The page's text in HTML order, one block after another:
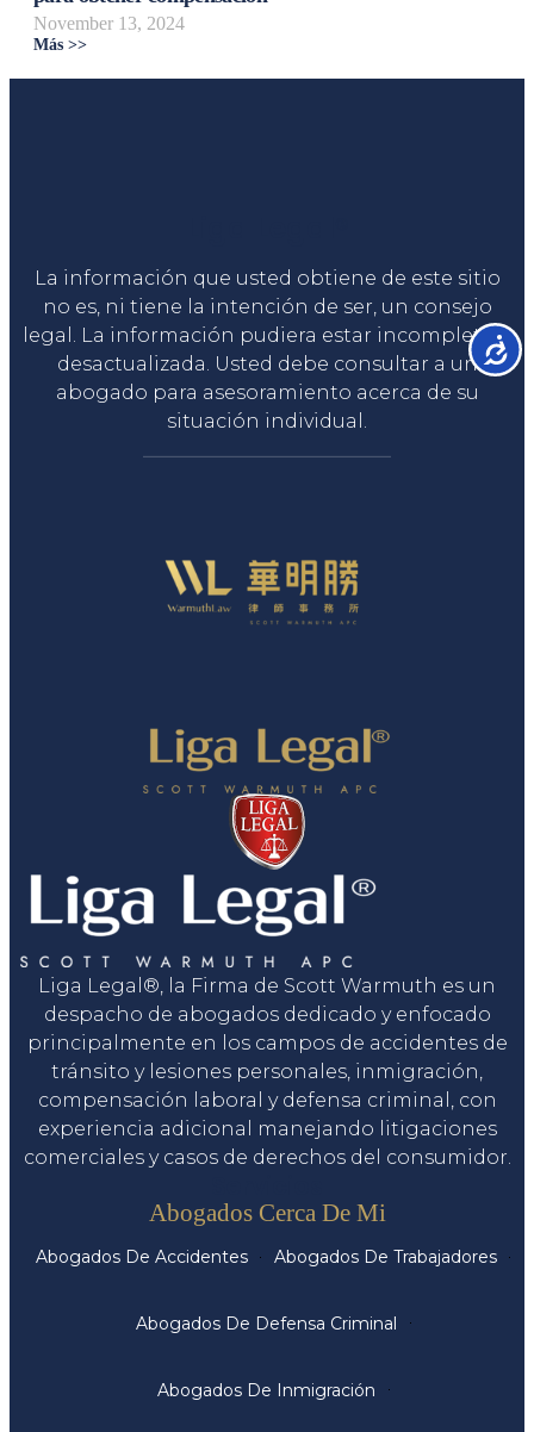
November 13, 2024
Más >>
La información que usted obtiene de este sitio
no es, ni tiene la intención de ser, un consejo
legal. La información pudiera estar incompleta o
desactualizada. Usted debe consultar a un
abogado para asesoramiento acerca de su
situación individual.
Liga Legal®, la Firma de Scott Warmuth es un
despacho de abogados dedicado y enfocado
principalmente en los campos de accidentes de
tránsito y lesiones personales, inmigración,
compensación laboral y defensa criminal, con
experiencia adicional manejando litigaciones
comerciales y casos de derechos del consumidor.
Abogados Cerca De Mi
Abogados De Accidentes Abogados De Trabajadores
Abogados De Defensa Criminal
Abogados De Inmigración